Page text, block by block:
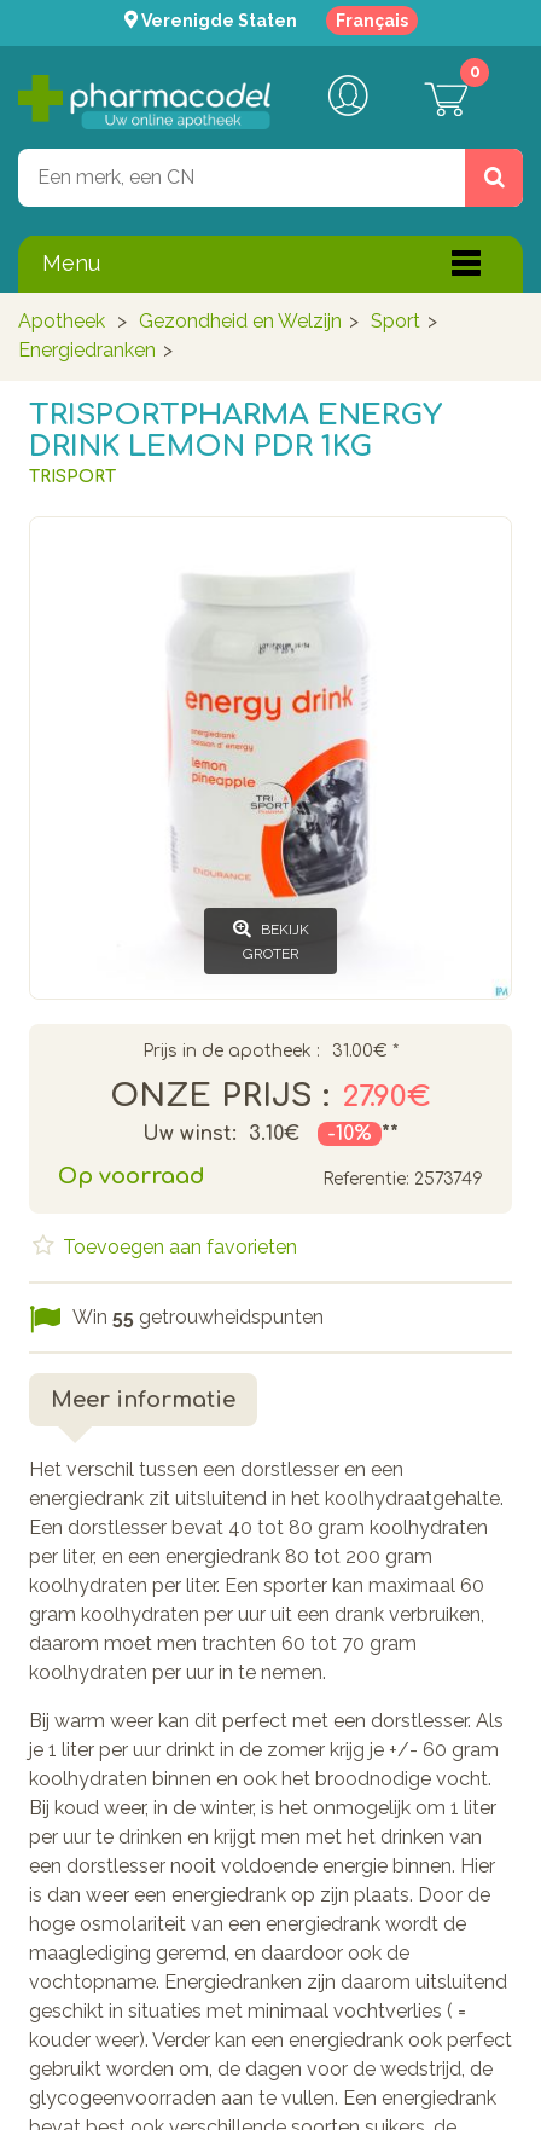
Verenigde Staten Français
0
Menu
Apotheek > Gezondheid en Welzijn > Sport >
Energiedranken >
TRISPORTPHARMA ENERGY
DRINK LEMON PDR 1KG
TRISPORT
BEKIJK
GROTER
Prijs in de apotheek : 31.00€ *
ONZE PRIJS : 27.90€
Uw winst: 3.10€ -10% **
Op voorraad Referentie: 2573749
Toevoegen aan favorieten
Win 55 getrouwheidspunten
Meer informatie
Het verschil tussen een dorstlesser en een
energiedrank zit uitsluitend in het koolhydraatgehalte.
Een dorstlesser bevat 40 tot 80 gram koolhydraten
per liter, en een energiedrank 80 tot 200 gram
koolhydraten per liter. Een sporter kan maximaal 60
gram koolhydraten per uur uit een drank verbruiken,
daarom moet men trachten 60 tot 70 gram
koolhydraten per uur in te nemen.
Bij warm weer kan dit perfect met een dorstlesser. Als
je 1 liter per uur drinkt in de zomer krijg je +/- 60 gram
koolhydraten binnen en ook het broodnodige vocht.
Bij koud weer, in de winter, is het onmogelijk om 1 liter
per uur te drinken en krijgt men met het drinken van
een dorstlesser nooit voldoende energie binnen. Hier
is dan weer een energiedrank op zijn plaats. Door de
hoge osmolariteit van een energiedrank wordt de
maaglediging geremd, en daardoor ook de
vochtopname. Energiedranken zijn daarom uitsluitend
geschikt in situaties met minimaal vochtverlies ( =
kouder weer). Verder kan een energiedrank ook perfect
gebruikt worden om, de dagen voor de wedstrijd, de
glycogeenvoorraden aan te vullen. Een energiedrank